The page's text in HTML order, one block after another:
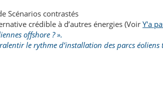
Scénarios contrastés
crédible à d’autres énergies (Voir Y'a
offshore ? ».
le rythme d’installation des parcs éoliens